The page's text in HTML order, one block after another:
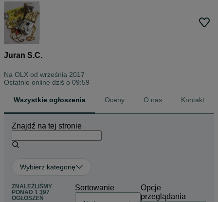
Juran S.C.
Na OLX od września 2017
Ostatnio online dziś o 09:59
Wszystkie ogłoszenia Oceny O nas Kontakt
Znajdź na tej stronie
Wybierz kategorię
ZNALEŹLIŚMY
PONAD 1 397
OGŁOSZEŃ
Sortowanie
Opcje
przeglądania